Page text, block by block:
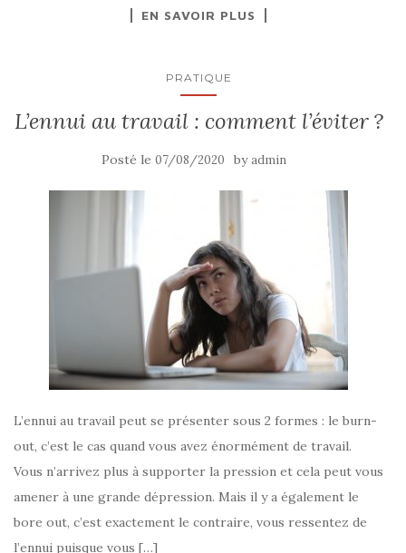
EN SAVOIR PLUS
PRATIQUE
L’ennui au travail : comment l’éviter ?
Posté le 07/08/2020 byadmin
L’ennui au travail peut se présenter sous 2 formes : le burn-
out, c’est le cas quand vous avez énormément de travail.
Vous n’arrivez plus à supporter la pression et cela peut vous
amener à une grande dépression. Mais il y a également le
bore out, c’est exactement le contraire, vous ressentez de
l’ennui puisque vous […]